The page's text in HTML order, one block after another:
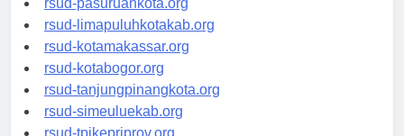
rsud-pasuruankota.org
rsud-limapuluhkotakab.org
rsud-kotamakassar.org
rsud-kotabogor.org
rsud-tanjungpinangkota.org
rsud-simeuluekab.org